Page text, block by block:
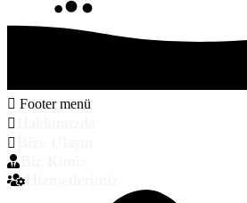
Footer menü